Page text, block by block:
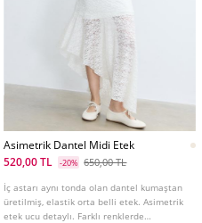
Asimetrik Dantel Midi Etek
520,00 TL
-20% 650,00 TL
İç astarı aynı tonda olan dantel kumaştan
üretilmiş, elastik orta belli etek. Asimetrik
etek ucu detaylı. Farklı renklerde